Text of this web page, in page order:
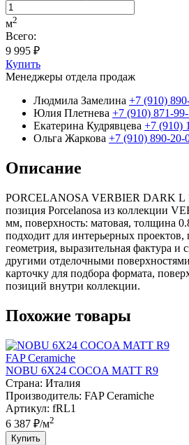
м2
Всего:
9 995 ₽
Купить
Менеджеры отдела продаж
Людмила Замелина +7 (910)
Юлия Плетнева +7 (910) 871-99-
Екатерина Кудрявцева +7 (910)
Ольга Жаркова +7 (910) 890-20-
Описание
PORCELANOSA VERBIER DARK L
позиция Porcelanosa из коллекции
мм, поверхность: матовая, толщина
подходит для интерьерных проектов,
геометрия, выразительная фактура и
другими отделочными
карточку для подбора формата,
позиций внутри коллекции.
Похожие товары
FAP Ceramiche
NOBU 6X24 COCOA MATT R9
Страна: Италия
Производитель: FAP Ceramiche
Артикул: fRL1
6 387 ₽/м2
Купить